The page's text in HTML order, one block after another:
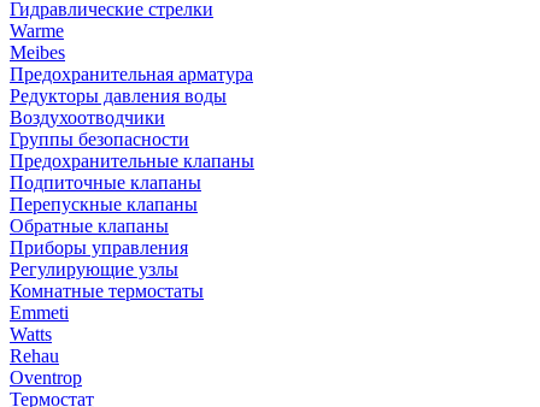
Гидравлические стрелки
Warme
Meibes
Предохранительная арматура
Редукторы давления воды
Воздухоотводчики
Группы безопасности
Предохранительные клапаны
Подпиточные клапаны
Перепускные клапаны
Обратные клапаны
Приборы управления
Регулирующие узлы
Комнатные термостаты
Emmeti
Watts
Rehau
Oventrop
Термостат